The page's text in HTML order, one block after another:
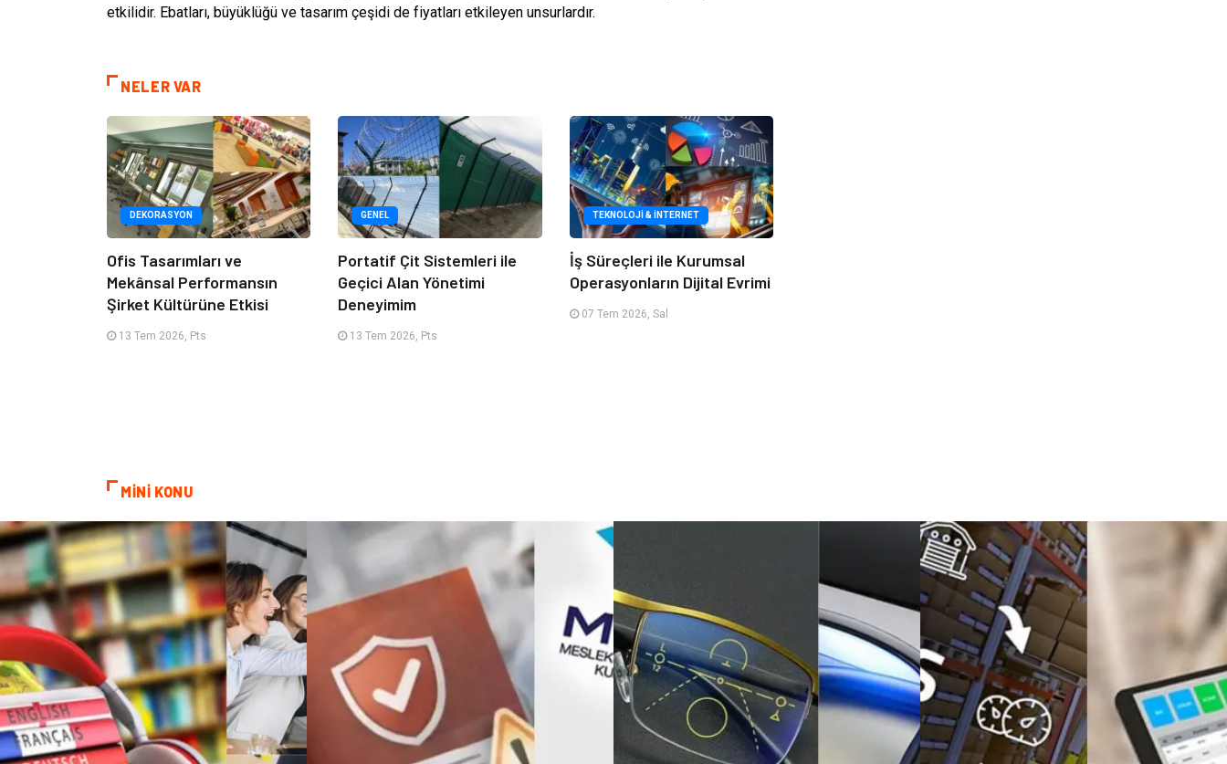
etkilidir. Ebatları, büyüklüğü ve tasarım çeşidi de fiyatları etkileyen unsurlardır.
NELER VAR
DEKORASYON
Ofis Tasarımları ve
Mekânsal Performansın
Şirket Kültürüne Etkisi
13 Tem 2026, Pts
GENEL
Portatif Çit Sistemleri ile
Geçici Alan Yönetimi
Deneyimim
13 Tem 2026, Pts
TEKNOLOJI & İNTERNET
İş Süreçleri ile Kurumsal
Operasyonların Dijital Evrimi
07 Tem 2026, Sal
MİNİ KONU